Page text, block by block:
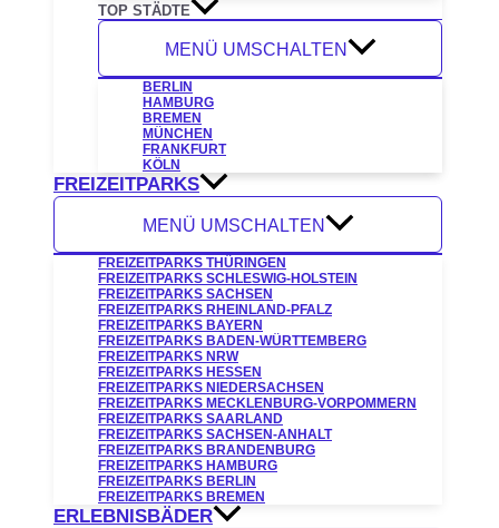
TOP STÄDTE
MENÜ UMSCHALTEN
BERLIN
HAMBURG
BREMEN
MÜNCHEN
FRANKFURT
KÖLN
FREIZEITPARKS
MENÜ UMSCHALTEN
FREIZEITPARKS THÜRINGEN
FREIZEITPARKS SCHLESWIG-HOLSTEIN
FREIZEITPARKS SACHSEN
FREIZEITPARKS RHEINLAND-PFALZ
FREIZEITPARKS BAYERN
FREIZEITPARKS BADEN-WÜRTTEMBERG
FREIZEITPARKS NRW
FREIZEITPARKS HESSEN
FREIZEITPARKS NIEDERSACHSEN
FREIZEITPARKS MECKLENBURG-VORPOMMERN
FREIZEITPARKS SAARLAND
FREIZEITPARKS SACHSEN-ANHALT
FREIZEITPARKS BRANDENBURG
FREIZEITPARKS HAMBURG
FREIZEITPARKS BERLIN
FREIZEITPARKS BREMEN
ERLEBNISBÄDER